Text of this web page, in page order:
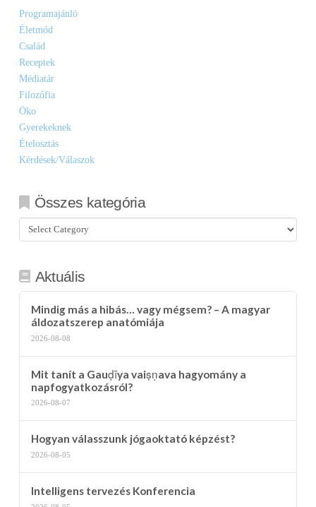
Programajánló
Életmód
Család
Receptek
Médiatár
Filozófia
Öko
Gyerekeknek
Ételosztás
Kérdések/Válaszok
Összes kategória
Összes
kategória
Aktuális
Mindig más a hibás… vagy mégsem? – A magyar
áldozatszerep anatómiája
2026-08-08
Mit tanít a Gauḍīya vaiṣṇava hagyomány a
napfogyatkozásról?
2026-08-07
Hogyan válasszunk jógaoktató képzést?
2026-08-05
Intelligens tervezés Konferencia